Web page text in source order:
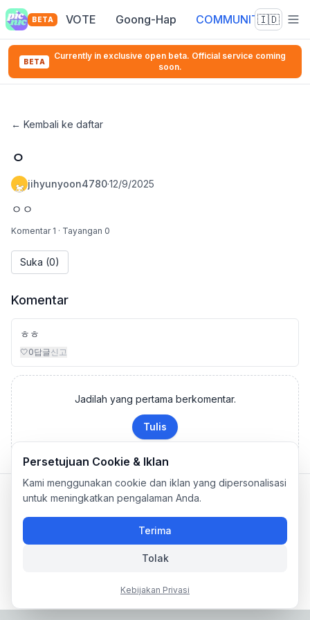
BETA VOTE Goong-Hap COMMUNITY🇮🇩
BETA
Currently in exclusive open beta. Official service coming
soon.
← Kembali ke daftar
ㅇ
jihyunyoon4780·12/9/2025
ㅇㅇ
Komentar 1 · Tayangan 0
Suka (0)
Komentar
ㅎㅎ
🤍0답글신고
Jadilah yang pertama berkomentar.
Tulis
Terms of Service
Address: 1503, 60 Taeguk-ro, Ilsandong-gu, Goyang-si,
Phone: 070-8058-9950 | E-commerce Registration No: 2024-
© 2024 IconCasting Inc. All rights reserved.
Persetujuan Cookie & Iklan
Kami menggunakan cookie dan iklan yang dipersonalisasi
untuk meningkatkan pengalaman Anda.
Terima
Tolak
Kebijakan Privasi